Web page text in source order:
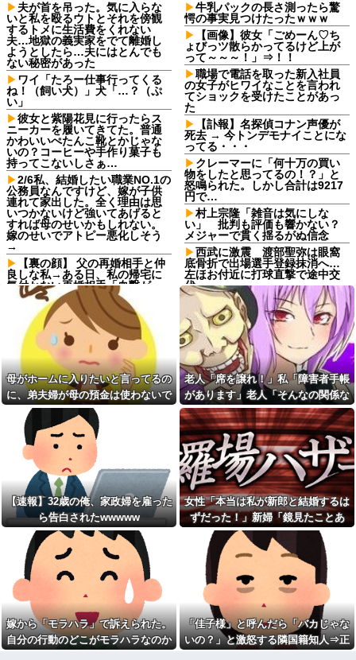
夫が首を吊った。気に入らな
いと私を殴るウトとそれを傍観
するトメに生活費をくれない
夫…地獄の義実家をでて離婚し
ようとしたら…夫にはとんでも
ない秘密があった
ワイ「たろー仕事行ってくる
ね！（飼い犬）」犬「…？（ぷ
い」
彼女と紫陽花見に行ったらス
ニーカーを履いてきてた。普通
かわいいぺたんこ靴とかじゃな
いの？コーヒーや手作り菓子も
持ってこないしさぁ…
2/6私、結婚したい職業NO.1の
公務員なんですけど、嫁が子供
連れて家出した。全く理由は思
いつかないけど強いてあげると
すれば母のせいかもしれない。
嫁のせいでアトピー悪化しそう
→
【裏の顔】 父の再婚相手と仲
良しな私→ある日、私の帰宅に
気付かない再婚相手「血繋がっ
てないのに大学費用出さなきゃ
いけないの腹立つわ…姑だった
ら先に亡くなるのに笑」私
「…」
友達は料理を一口二口食べて
は他の料理に行く。「料理の味
にすぐ飽きて同じ物をずっと食
べていると辛い」らしい
義母が「髪の毛ばかり落ちて
いる」と言うのでベリーショー
トにした。その後の掃除で出た
長い毛を見て「あら、私の毛よ
り長いみたい」と言ったら…
私「私と結婚して幸せ？」旦
那「お前もそう思うだろ？」→
その返事が忘れられず、後日ま
さかの展開に…
私「映画代、5000円出すね」
彼「はい、お釣り」→受け取っ
た金額を見て、デート中の違和
感に気づいてしまい…
憲法9条の内容をめぐって同級
生と大揉め。誰かが意義を申し
立てると「憲法に逆らうなやハ
ンザイ者www」とかほざき...
【しまった…】 コトメに追い
出されたトメと二世帯住宅を建
て、「２F(夫婦のエリア)には絶
対に上がらない」という約束を
したが、早速破って2Fに上が...
牛乳パックの長さ測ったら驚
愕の事実見つけたったｗｗｗ
【画像】彼女「ごめーん♡ち
ょびっツ散らかってるけど上が
って～～～！」⇒！！
職場で電話を取った新入社員
の女子がヒワイなことを言われ
てショックを受けたことがあっ
た
【訃報】名探偵コナン声優が
死去 → 今トンデモナイことにな
ってる・・・
クレーマーに「何十万の買い
物をしたと思ってるの！？」と
怒鳴られた。しかし合計は9217
円で…
村上宗隆「雑音は気にしな
い」 批判も評価も響かない？
メジャーで貫く揺るがぬ信念
西武に激震 渡部聖弥は眼窩
底骨折で出場選手登録抹消へ…
左ほお付近に打球直撃で途中交
代
週1エステ＆週3パーソナルジ
ム通いの美意識過剰な先輩「こ
れって普通だよね？」→私「真
似できません…」の不毛なやり
取りに疲れ果てた・・・
【旦那の反応がコレ】夫の女
友達との闇交際が発覚？！その
恐ろしい内容が…ｗｗｗｗ
嫁から連れ子の息子への愛が
足りないから離婚を考えてると
言われた
【画像】速水もこみちが新オ
ープンしたカフェ、サンドイッ
チ1つ3000円
wwwwwwwwwwwwwwwwww
wwwwwwww他
宅配のにーちゃんが米を配達
してくれたら、さっきから外で
話し声が…？「おすそ分けなら
五キロで良いんだけどなぁ」私
(一体誰だよ?!)→夜、友人と飲ん
でいたらピンポーン→結果
なんなのよ！！！すごいわ掃
除！！！！
【ネット史】「鏡の中のアク
トレス事件」夫は正しかったの
に、なぜ喧嘩は終わらなかった
のか
【胸糞】「食に執着がない」
母がホームに入りたいと言ってるの
に、弟夫婦が母の預金は使わないで
と言ってきた。我が弟ながら情けな
くて溜息が出る
老人「席を譲れ！」私「障害者手帳
があります」老人「そんなの関係な
い！」→暴言を浴びせられた直後、
周囲が動き出して…
【速報】32歳の俺、家政婦を雇った
ら告白されたwwwww
女性「本当は私が新郎と結婚するは
ずだった！」新婦「鏡見たことあ
る？」→披露宴が一瞬で騒然となっ
て…
嫁から「モラハラ」で訴えられた。
自分の行動のどこがモラハラなのか
「佳子様」と呼んだら「バカじゃな
いの？」と激怒する隣国籍知人⇒正